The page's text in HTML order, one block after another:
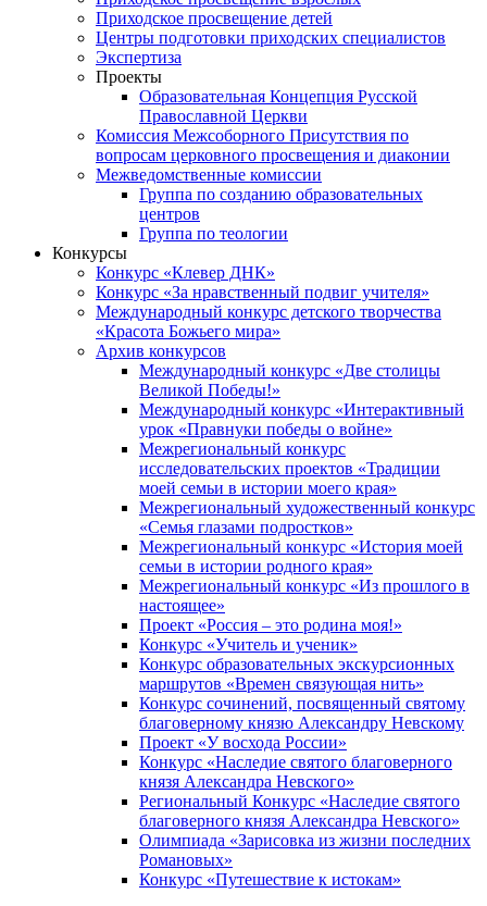
Приходское просвещение детей
Центры подготовки приходских специалистов
Экспертиза
Проекты
Образовательная Концепция Русской
Православной Церкви
Комиссия Межсоборного Присутствия по
вопросам церковного просвещения и диаконии
Межведомственные комиссии
Группа по созданию образовательных
центров
Группа по теологии
Конкурсы
Конкурс «Клевер ДНК»
Конкурс «За нравственный подвиг учителя»
Международный конкурс детского творчества
«Красота Божьего мира»
Архив конкурсов
Международный конкурс «Две столицы
Великой Победы!»
Международный конкурс «Интерактивный
урок «Правнуки победы о войне»
Межрегиональный конкурс
исследовательских проектов «Традиции
моей семьи в истории моего края»
Межрегиональный художественный конкурс
«Семья глазами подростков»
Межрегиональный конкурс «История моей
семьи в истории родного края»
Межрегиональный конкурс «Из прошлого в
настоящее»
Проект «Россия – это родина моя!»
Конкурс «Учитель и ученик»
Конкурс образовательных экскурсионных
маршрутов «Времен связующая нить»
Конкурс сочинений, посвященный святому
благоверному князю Александру Невскому
Проект «У восхода России»
Конкурс «Наследие святого благоверного
князя Александра Невского»
Региональный Конкурс «Наследие святого
благоверного князя Александра Невского»
Олимпиада «Зарисовка из жизни последних
Романовых»
Конкурс «Путешествие к истокам»